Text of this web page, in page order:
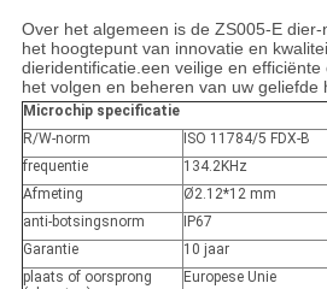
Over het algemeen is de ZS005-E
het hoogtepunt van innovatie en
dieridentificatie.een veilige en
het volgen en beheren van uw geliefde
Microchip specificatie
R/W-norm
ISO 11784/5 FDX-B
frequentie
134.2KHz
Afmeting
Ø2.12*12 mm
anti-botsingsnorm
IP67
Garantie
10 jaar
plaats of oorsprong
Europese Unie